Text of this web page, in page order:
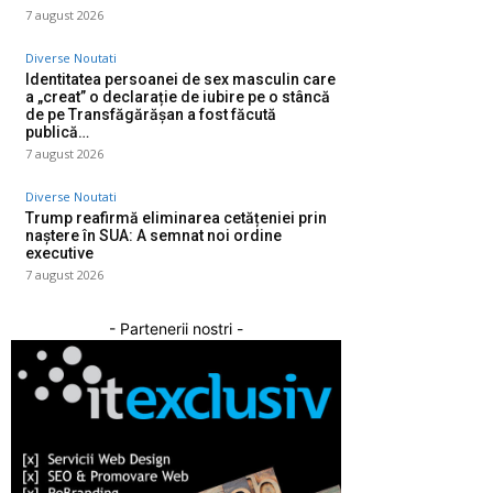
7 august 2026
Diverse Noutati
Identitatea persoanei de sex masculin care
a „creat” o declarație de iubire pe o stâncă
de pe Transfăgărășan a fost făcută
publică…
7 august 2026
Diverse Noutati
Trump reafirmă eliminarea cetățeniei prin
naștere în SUA: A semnat noi ordine
executive
7 august 2026
- Partenerii nostri -